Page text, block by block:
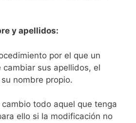
y apellidos:
por el que un
sus apellidos, el
nombre propio.
todo aquel que tenga
ello si la modificación no